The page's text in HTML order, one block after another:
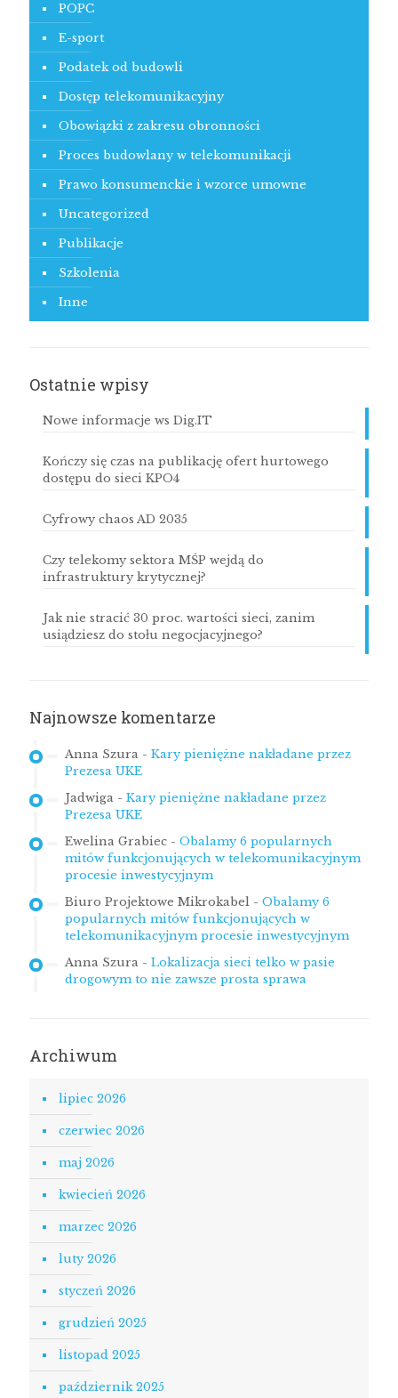
POPC
E-sport
Podatek od budowli
Dostęp telekomunikacyjny
Obowiązki z zakresu obronności
Proces budowlany w telekomunikacji
Prawo konsumenckie i wzorce umowne
Uncategorized
Publikacje
Szkolenia
Inne
Ostatnie wpisy
Nowe informacje ws Dig.IT
Kończy się czas na publikację ofert hurtowego
dostępu do sieci KPO4
Cyfrowy chaos AD 2035
Czy telekomy sektora MŚP wejdą do
infrastruktury krytycznej?
Jak nie stracić 30 proc. wartości sieci, zanim
usiądziesz do stołu negocjacyjnego?
Najnowsze komentarze
Anna Szura - Kary pieniężne nakładane przez
Prezesa UKE
Jadwiga - Kary pieniężne nakładane przez
Prezesa UKE
Ewelina Grabiec - Obalamy 6 popularnych
mitów funkcjonujących w telekomunikacyjnym
procesie inwestycyjnym
Biuro Projektowe Mikrokabel - Obalamy 6
popularnych mitów funkcjonujących w
telekomunikacyjnym procesie inwestycyjnym
Anna Szura - Lokalizacja sieci telko w pasie
drogowym to nie zawsze prosta sprawa
Archiwum
lipiec 2026
czerwiec 2026
maj 2026
kwiecień 2026
marzec 2026
luty 2026
styczeń 2026
grudzień 2025
listopad 2025
październik 2025